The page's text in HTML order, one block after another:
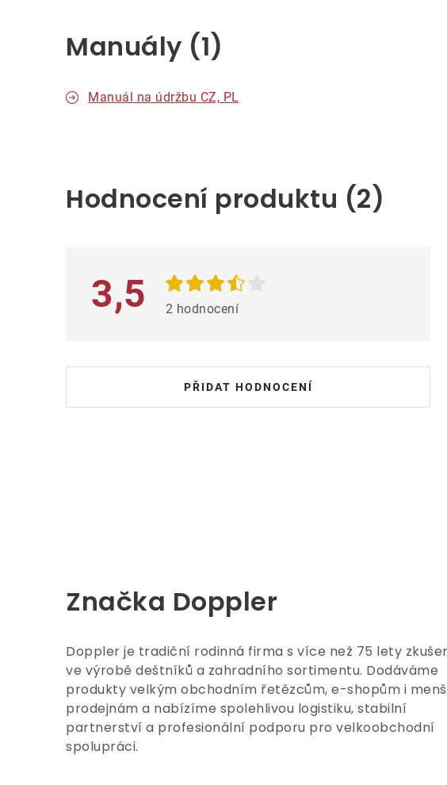
Manuály (1)
Manuál na údržbu CZ, PL
Hodnocení produktu (2)
3,5 2 hodnocení
PŘIDAT HODNOCENÍ
p
c
Značka Doppler
Doppler je tradiční rodinná firma s více než 75 lety
ve výrobě deštníků a zahradního sortimentu. Dodáváme
produkty velkým obchodním řetězcům, e-shopům i
prodejnám a nabízíme spolehlivou logistiku, stabilní
partnerství a profesionální podporu pro velkoobchodní
spolupráci.